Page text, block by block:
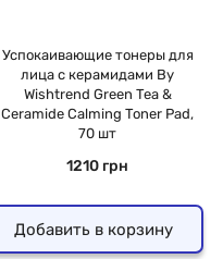
Успокаивающие тонеры для
лица с керамидами By
Wishtrend Green Tea &
Ceramide Calming Toner Pad,
70 шт
1210 грн
Добавить в корзину